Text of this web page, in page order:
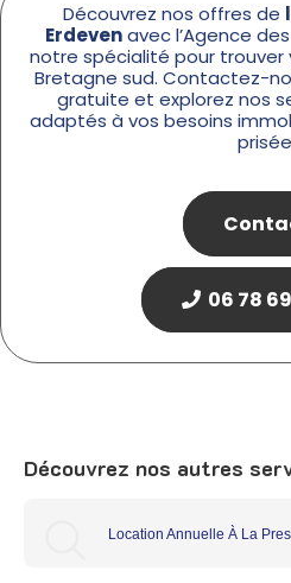
Découvrez nos offres de
Erdevenavec l’Agence
notre spécialité pour
Bretagne sud. Contactez-
gratuite et explorez nos
adaptés à vos besoins
06 78
Découvrez nos autres
Location Annuelle À La